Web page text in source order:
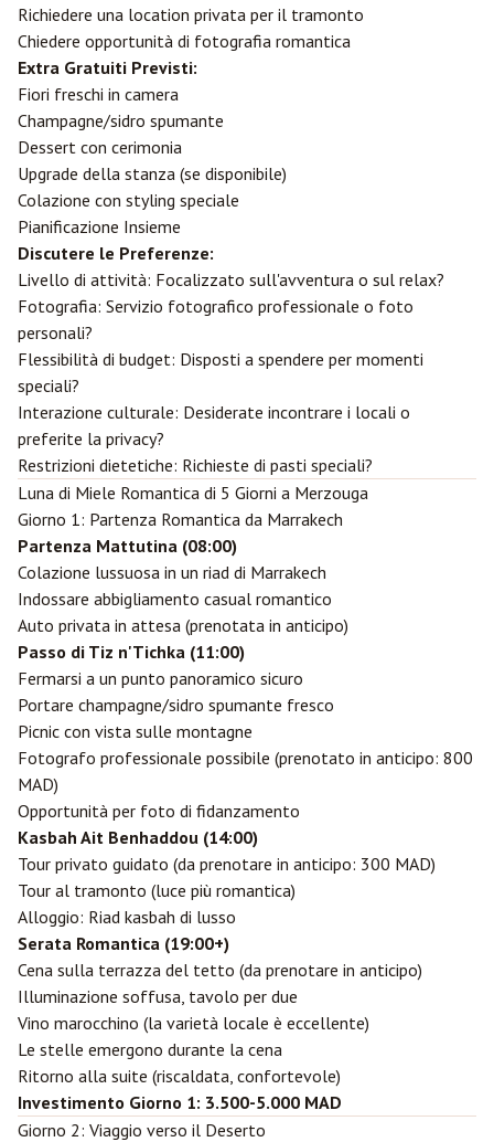
Richiedere una location privata per il tramonto
Chiedere opportunità di fotografia romantica
Extra Gratuiti Previsti:
Fiori freschi in camera
Champagne/sidro spumante
Dessert con cerimonia
Upgrade della stanza (se disponibile)
Colazione con styling speciale
Pianificazione Insieme
Discutere le Preferenze:
Livello di attività: Focalizzato sull'avventura o sul relax?
Fotografia: Servizio fotografico professionale o foto
personali?
Flessibilità di budget: Disposti a spendere per momenti
speciali?
Interazione culturale: Desiderate incontrare i locali o
preferite la privacy?
Restrizioni dietetiche: Richieste di pasti speciali?
Luna di Miele Romantica di 5 Giorni a Merzouga
Giorno 1: Partenza Romantica da Marrakech
Partenza Mattutina (08:00)
Colazione lussuosa in un riad di Marrakech
Indossare abbigliamento casual romantico
Auto privata in attesa (prenotata in anticipo)
Passo di Tiz n'Tichka (11:00)
Fermarsi a un punto panoramico sicuro
Portare champagne/sidro spumante fresco
Picnic con vista sulle montagne
Fotografo professionale possibile (prenotato in anticipo: 800
MAD)
Opportunità per foto di fidanzamento
Kasbah Ait Benhaddou (14:00)
Tour privato guidato (da prenotare in anticipo: 300 MAD)
Tour al tramonto (luce più romantica)
Alloggio: Riad kasbah di lusso
Serata Romantica (19:00+)
Cena sulla terrazza del tetto (da prenotare in anticipo)
Illuminazione soffusa, tavolo per due
Vino marocchino (la varietà locale è eccellente)
Le stelle emergono durante la cena
Ritorno alla suite (riscaldata, confortevole)
Investimento Giorno 1: 3.500-5.000 MAD
Giorno 2: Viaggio verso il Deserto